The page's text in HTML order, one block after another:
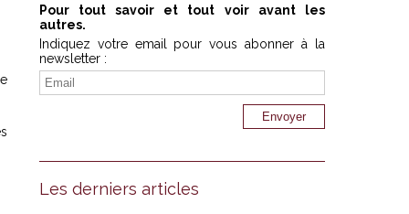
Pour tout savoir et tout voir avant les
autres.
Indiquez votre email pour vous abonner à la
newsletter :
Les derniers articles